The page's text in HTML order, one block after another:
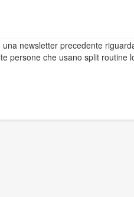
newsletter precedente
persone che usano split routine